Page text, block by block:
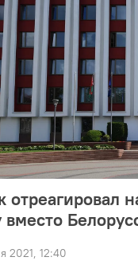
отреагировал
вместо
2021, 12:40